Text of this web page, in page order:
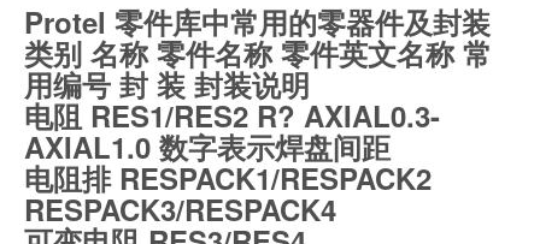
Protel 零件库中常用的零器件及封装
类别 名称 零件名称 零件英文名称 常
用编号 封 装 封装说明
电阻 RES1/RES2 R? AXIAL0.3-
AXIAL1.0 数字表示焊盘间距
电阻排 RESPACK1/RESPACK2
RESPACK3/RESPACK4